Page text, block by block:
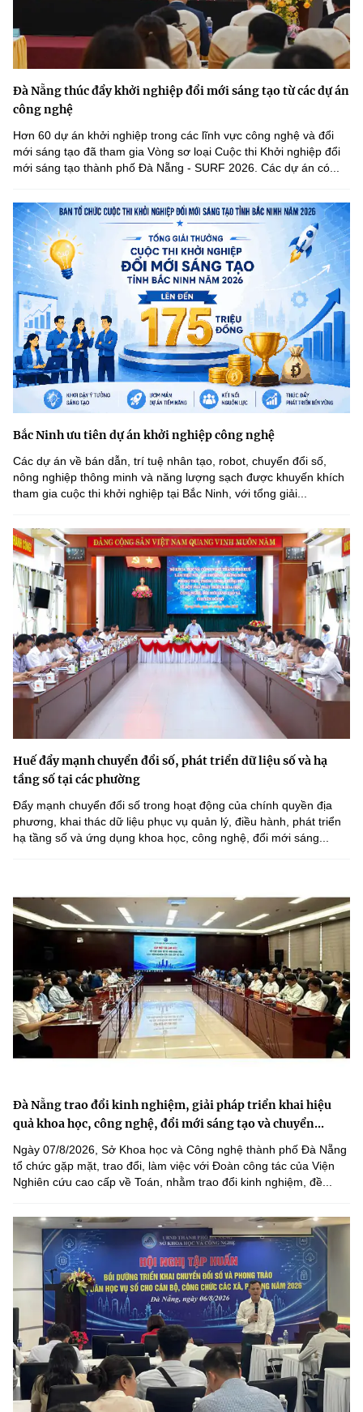
Đà Nẵng thúc đẩy khởi nghiệp đổi mới sáng tạo từ các dự án
công nghệ
Hơn 60 dự án khởi nghiệp trong các lĩnh vực công nghệ và đổi
mới sáng tạo đã tham gia Vòng sơ loại Cuộc thi Khởi nghiệp đổi
mới sáng tạo thành phố Đà Nẵng - SURF 2026. Các dự án có...
Bắc Ninh ưu tiên dự án khởi nghiệp công nghệ
Các dự án về bán dẫn, trí tuệ nhân tạo, robot, chuyển đổi số,
nông nghiệp thông minh và năng lượng sạch được khuyến khích
tham gia cuộc thi khởi nghiệp tại Bắc Ninh, với tổng giải...
Huế đẩy mạnh chuyển đổi số, phát triển dữ liệu số và hạ
tầng số tại các phường
Đẩy mạnh chuyển đổi số trong hoạt động của chính quyền địa
phương, khai thác dữ liệu phục vụ quản lý, điều hành, phát triển
hạ tầng số và ứng dụng khoa học, công nghệ, đổi mới sáng...
Đà Nẵng trao đổi kinh nghiệm, giải pháp triển khai hiệu
quả khoa học, công nghệ, đổi mới sáng tạo và chuyển...
Ngày 07/8/2026, Sở Khoa học và Công nghệ thành phố Đà Nẵng
tổ chức gặp mặt, trao đổi, làm việc với Đoàn công tác của Viện
Nghiên cứu cao cấp về Toán, nhằm trao đổi kinh nghiệm, đề...